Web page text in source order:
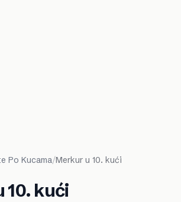
Po Kucama/Merkur u 10. kući
10. kući